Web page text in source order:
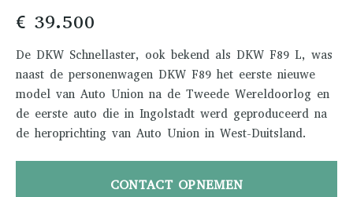
€ 39.500
De DKW Schnellaster, ook bekend als DKW F89 L, was
naast de personenwagen DKW F89 het eerste nieuwe
model van Auto Union na de Tweede Wereldoorlog en
de eerste auto die in Ingolstadt werd geproduceerd na
de heroprichting van Auto Union in West-Duitsland.
CONTACT OPNEMEN